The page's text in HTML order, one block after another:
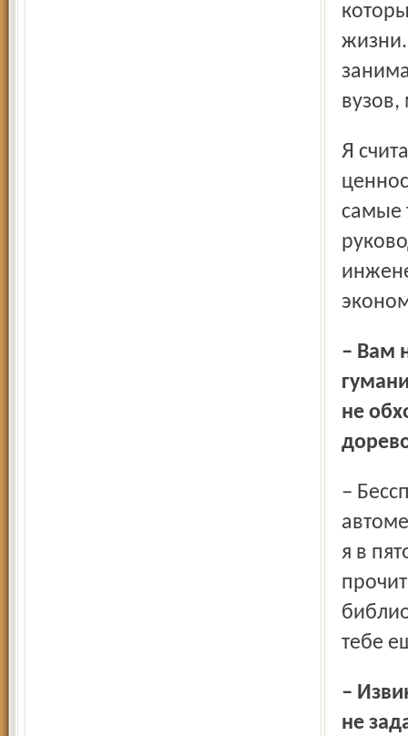
жизни.
вузов,
Я считаю, главное в мире – производство материальных
самые
– Вам не кажется, что многим не хватает ещё
не
– Бесспорно. Но насильно сейчас это не внедрить. Нам в
я в
тебе
– Извините за мой следующий вопрос, но я не могу его
не